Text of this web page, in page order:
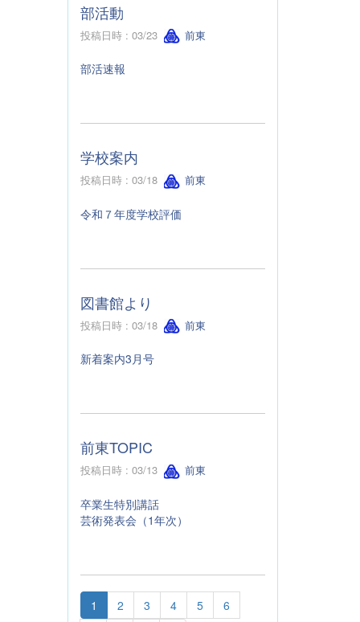
部活動
投稿日時 : 03/23 前東
部活速報
学校案内
投稿日時 : 03/18 前東
令和７年度学校評価
図書館より
投稿日時 : 03/18 前東
新着案内3月号
前東TOPIC
投稿日時 : 03/13 前東
卒業生特別講話
芸術発表会（1年次）
1 2 3 4 5
6